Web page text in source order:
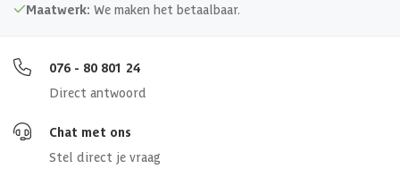
Maatwerk: We maken het betaalbaar.
076 - 80 801 24
Direct antwoord
Chat met ons
Stel direct je vraag